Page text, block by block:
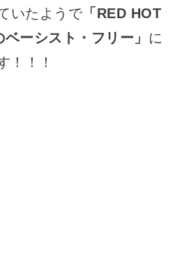
いたようで「RED HOT
ーシスト・フリー」
に
！！！